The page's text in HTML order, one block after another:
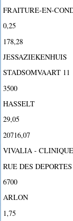
FRAITURE-EN-
0,25
178,28
JESSAZIEKENHUIS
STADSOMVAART 11
3500
HASSELT
29,05
20716,07
VIVALIA -
RUE DES
6700
ARLON
1,75